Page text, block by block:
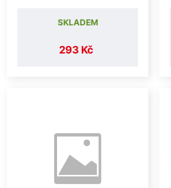
293 Kč
SKLADEM